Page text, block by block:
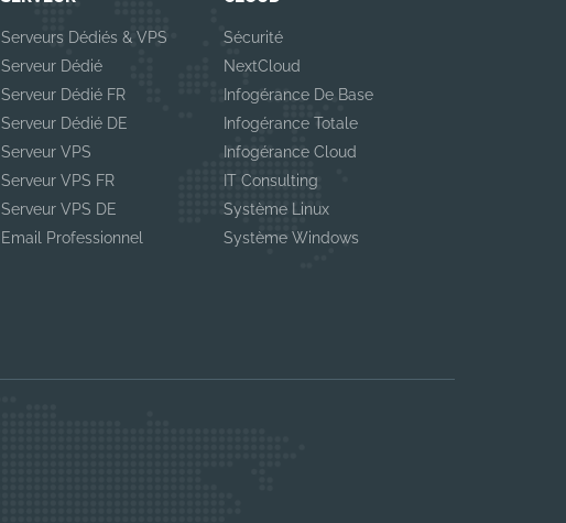
Serveurs Dédiés & VPS
Serveur Dédié
Serveur Dédié FR
Serveur Dédié DE
Serveur VPS
Serveur VPS FR
Serveur VPS DE
Email Professionnel
Sécurité
NextCloud
Infogérance De Base
Infogérance Totale
Infogérance Cloud
IT Consulting
Système Linux
Système Windows